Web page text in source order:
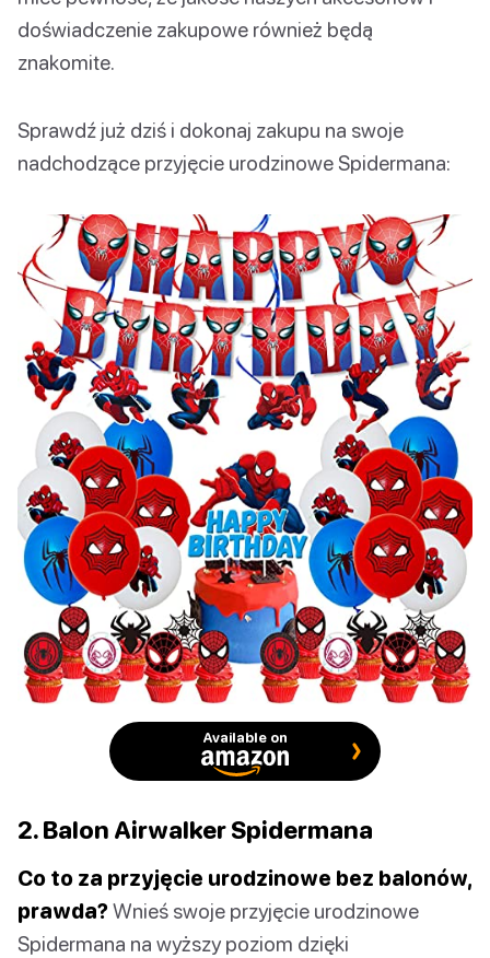
doświadczenie zakupowe również będą
znakomite.
Sprawdź już dziś i dokonaj zakupu na swoje
nadchodzące przyjęcie urodzinowe Spidermana:
Available on
2. Balon Airwalker Spidermana
Co to za przyjęcie urodzinowe bez balonów,
prawda?Wnieś swoje przyjęcie urodzinowe
Spidermana na wyższy poziom dzięki